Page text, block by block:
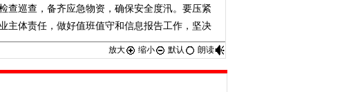
查巡查，备齐应急物资，确保安全度汛。要压紧
主体责任，做好值班值守和信息报告工作，坚决
记关于少年儿童和少先队工作的重要论述，坚
放大 缩小 默认 朗读